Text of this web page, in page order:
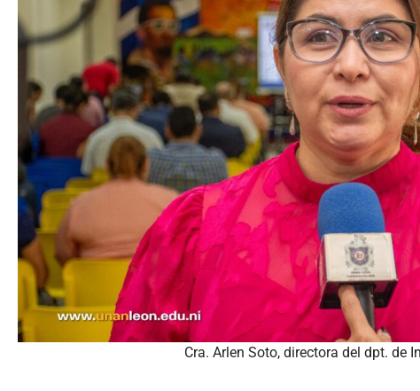
Cra. Arlen Soto, directora del dpt. de